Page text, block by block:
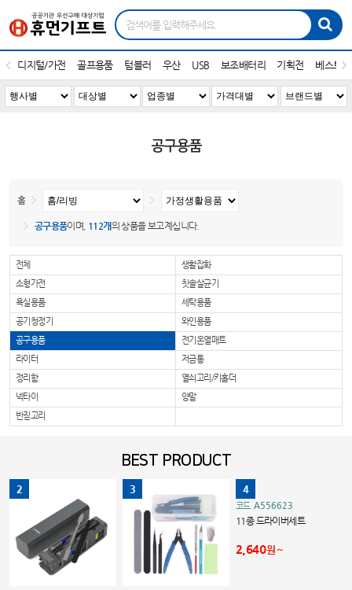
디지털/가전 골프용품 텀블러 우산 USB 보조배터리 기획전 베스트
공구용품
홈
공구용품이며, 112개의 상품을 보고계십니다.
전체
생활잡화
소형가전
칫솔살균기
욕실용품
세탁용품
공기청정기
와인용품
공구용품
전기온열매트
라이터
저금통
정리함
열쇠고리/키홀더
넥타이
양말
반짇고리
BEST PRODUCT
2 3 4
코드 A556623
11종 드라이버세트
2,640원